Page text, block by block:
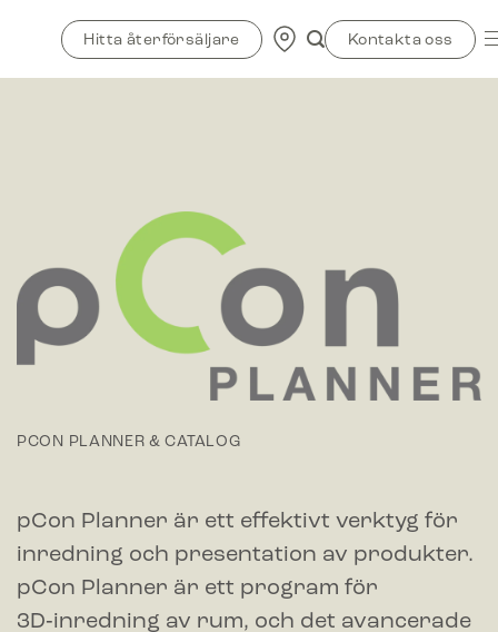
Hitta återförsäljare Kontakta oss
PCON PLANNER & CATALOG
pCon Planner är ett effektivt verktyg för
inredning och presentation av produkter.
pCon Planner är ett program för
3D‑inredning av rum, och det avancerade